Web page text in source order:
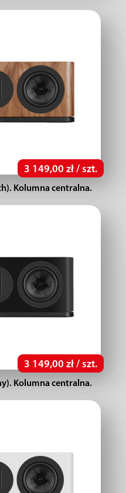
3 149,00 zł / szt.
Kolumna centralna.
3 149,00 zł / szt.
Kolumna centralna.